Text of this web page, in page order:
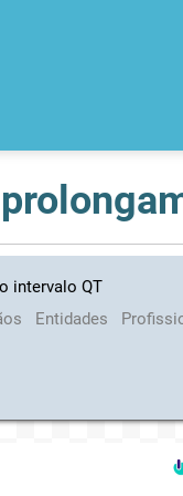
intervalo QT
Entidades